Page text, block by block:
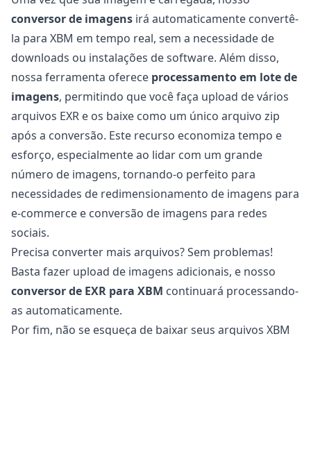
conversor de imagens irá automaticamente convertê-
la para XBM em tempo real, sem a necessidade de
downloads ou instalações de software. Além disso,
nossa ferramenta oferece processamento em lote de
imagens, permitindo que você faça upload de vários
arquivos EXR e os baixe como um único arquivo zip
após a conversão. Este recurso economiza tempo e
esforço, especialmente ao lidar com um grande
número de imagens, tornando-o perfeito para
necessidades de redimensionamento de imagens para
e-commerce e conversão de imagens para redes
sociais.
Precisa converter mais arquivos? Sem problemas!
Basta fazer upload de imagens adicionais, e nosso
conversor de EXR para XBM continuará processando-
as automaticamente.
Por fim, não se esqueça de baixar seus arquivos XBM